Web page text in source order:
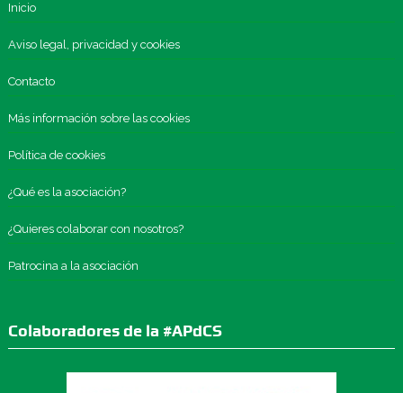
Inicio
Aviso legal, privacidad y cookies
Contacto
Más información sobre las cookies
Política de cookies
¿Qué es la asociación?
¿Quieres colaborar con nosotros?
Patrocina a la asociación
Colaboradores de la #APdCS